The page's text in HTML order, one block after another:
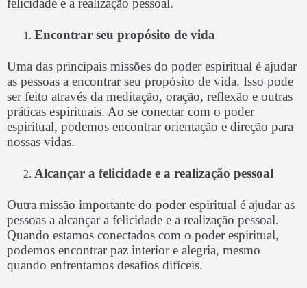
felicidade e a realização pessoal.
Encontrar seu propósito de vida
Uma das principais missões do poder espiritual é ajudar
as pessoas a encontrar seu propósito de vida. Isso pode
ser feito através da meditação, oração, reflexão e outras
práticas espirituais. Ao se conectar com o poder
espiritual, podemos encontrar orientação e direção para
nossas vidas.
Alcançar a felicidade e a realização pessoal
Outra missão importante do poder espiritual é ajudar as
pessoas a alcançar a felicidade e a realização pessoal.
Quando estamos conectados com o poder espiritual,
podemos encontrar paz interior e alegria, mesmo
quando enfrentamos desafios difíceis.